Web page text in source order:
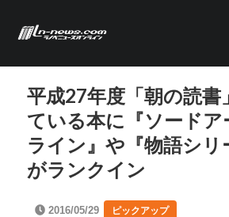
平成27年度「朝の読書
ている本に『ソードア
ライン』や『物語シリ
がランクイン
2016/05/29 ピックアップ